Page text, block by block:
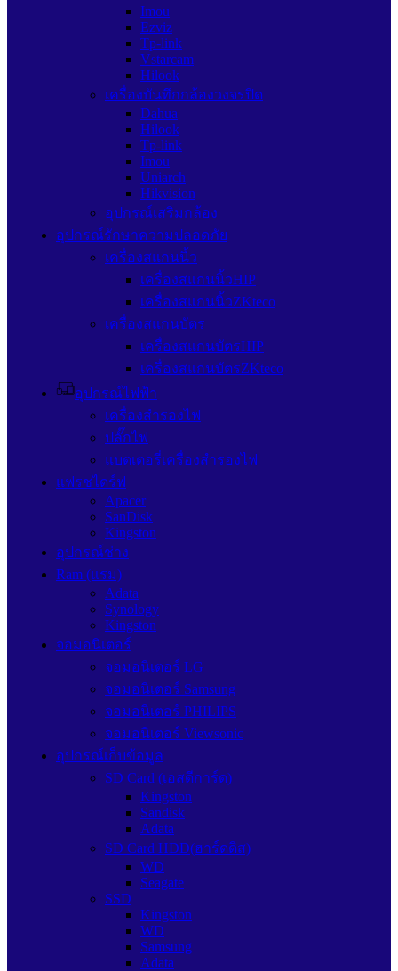
Imou
Ezviz
Tp-link
Vstarcam
Hilook
เครื่องบันทึกกล้องวงจรปิด
Dahua
Hilook
Tp-link
Imou
Uniarch
Hikvision
อุปกรณ์เสริมกล้อง
อุปกรณ์รักษาความปลอดภัย
เครื่องสแกนนิ้ว
เครื่องสแกนนิ้วHIP
เครื่องสแกนนิ้วZKteco
เครื่องสแกนบัตร
เครื่องสแกนบัตรHIP
เครื่องสแกนบัตรZKteco
อุปกรณ์ไฟฟ้า
เครื่องสำรองไฟ
ปลั๊กไฟ
แบตเตอรี่เครื่องสำรองไฟ
แฟรชไดร์ฟ
Apacer
SanDisk
Kingston
อุปกรณ์ช่าง
Ram (แรม)
Adata
Synology
Kingston
จอมอนิเตอร์
จอมอนิเตอร์ LG
จอมอนิเตอร์ Samsung
จอมอนิเตอร์ PHILIPS
จอมอนิเตอร์ Viewsonic
อุปกรณ์เก็บข้อมูล
SD Card (เอสดีการ์ด)
Kingston
Sandisk
Adata
SD Card HDD(ฮาร์ดดิส)
WD
Seagate
SSD
Kingston
WD
Samsung
Adata